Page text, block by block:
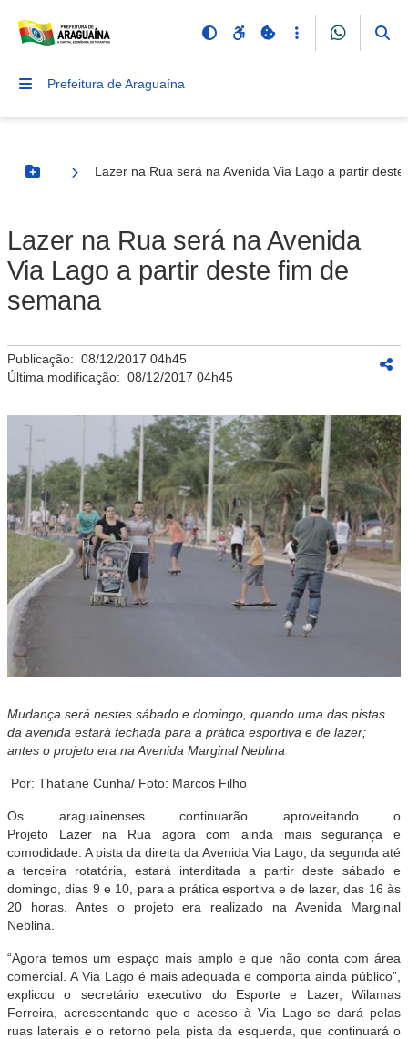
Prefeitura de Araguaína
Botão Menu
Lazer na Rua será na Avenida Via Lago a partir
Lazer na Rua será na Avenida
Via Lago a partir deste fim de
semana
Publicação: 08/12/2017 04h45
Última modificação: 08/12/2017 04h45
Mudança será nestes sábado e domingo, quando uma das pistas
da avenida estará fechada para a prática esportiva e de lazer;
antes o projeto era na Avenida Marginal Neblina
Por: Thatiane Cunha/ Foto: Marcos Filho
Os araguainenses continuarão aproveitando o
Projeto Lazer na Rua agora com ainda mais segurança e
comodidade. A pista da direita da Avenida Via Lago, da segunda até
a terceira rotatória, estará interditada a partir deste sábado e
domingo, dias 9 e 10, para a prática esportiva e de lazer, das 16 às
20 horas. Antes o projeto era realizado na Avenida Marginal
Neblina.
“Agora temos um espaço mais amplo e que não conta com área
comercial. A Via Lago é mais adequada e comporta ainda público”,
explicou o secretário executivo do Esporte e Lazer, Wilamas
Ferreira, acrescentando que o acesso à Via Lago se dará pelas
ruas laterais e o retorno pela pista da esquerda, que continuará o